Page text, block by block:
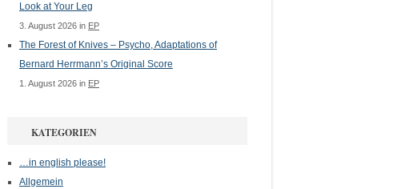
Look at Your Leg
3. August 2026 in EP
The Forest of Knives – Psycho, Adaptations of
Bernard Herrmann’s Original Score
1. August 2026 in EP
KATEGORIEN
…in english please!
Allgemein